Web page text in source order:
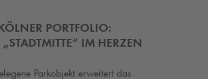
PORTFOLIO:
IM HERZEN
Parkobjekt erweitert das